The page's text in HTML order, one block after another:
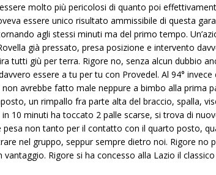
molto più pericolosi di quanto poi
essere unico risultato ammissibile di questa
agli stessi minuti ma del primo tempo.
già pressato, presa posizione e intervento
tutti giù per terra. Rigore no, senza alcun dubbio
essere a tu per tu con Provedel. Al 94°
avrebbe fatto male neppure a bimbo alla prima
un rimpallo fra parte alta del braccio, spalla,
10 minuti ha toccato 2 palle scarse, si trova di
pesa non tanto per il contatto con il quarto posto,
nel gruppo, seppur sempre dietro noi. Rigore no
Rigore si ha concesso alla Lazio il